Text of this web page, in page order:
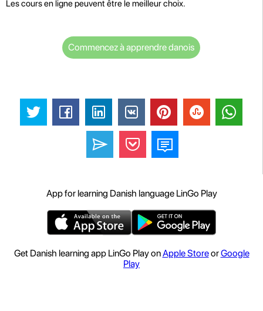
Les cours en ligne peuvent être le meilleur choix.
Commencez à apprendre danois
App for learning Danish language LinGo Play
Get Danish learning app LinGo Play onApple StoreorGoogle
Play